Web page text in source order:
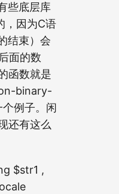
些底层库
，因为C语
结束）会
面的数
函数就是
binary-
例子。闲
还有这么
$str1 ,